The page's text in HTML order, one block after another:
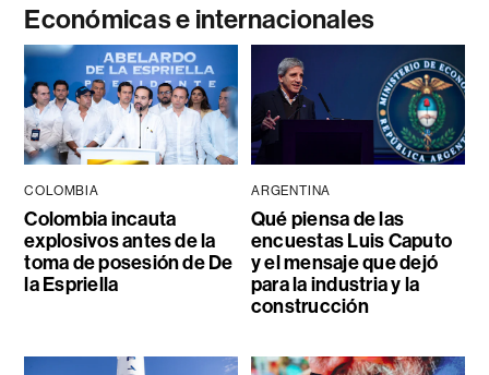
Económicas e internacionales
COLOMBIA
Colombia incauta
explosivos antes de la
toma de posesión de De
la Espriella
ARGENTINA
Qué piensa de las
encuestas Luis Caputo
y el mensaje que dejó
para la industria y la
construcción